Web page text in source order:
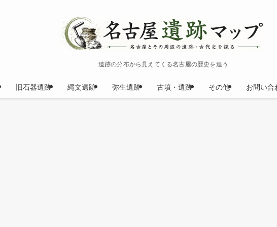
遺跡の分布から見えてくる名古屋の歴史を追う
旧石器遺跡 縄文遺跡 弥生遺跡 古墳・遺跡 その他 お問い合